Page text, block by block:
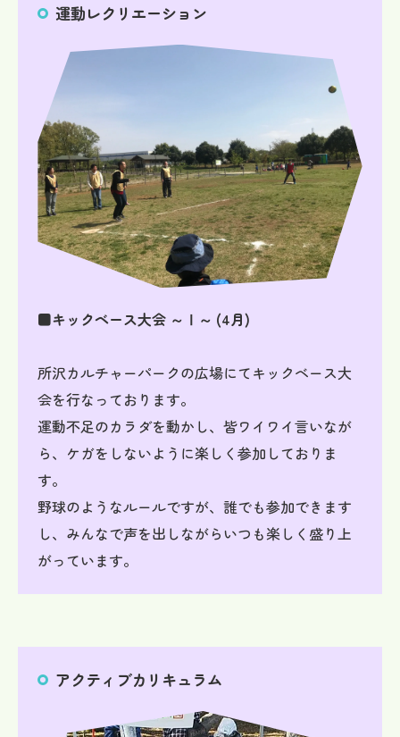
運動レクリエーション
■キックベース大会 ～Ⅰ～ (4月)
所沢カルチャーパークの広場にてキックベース大
会を行なっております。
運動不足のカラダを動かし、皆ワイワイ言いなが
ら、ケガをしないように楽しく参加しておりま
す。
野球のようなルールですが、誰でも参加できます
し、みんなで声を出しながらいつも楽しく盛り上
がっています。
アクティブカリキュラム